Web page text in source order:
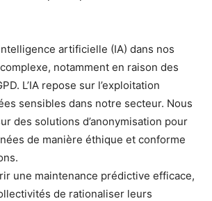
artificielle (IA) dans nos
notamment en raison des
L’IA repose sur l’exploitation
sensibles dans notre secteur. Nous
des solutions d’anonymisation pour
de manière éthique et conforme
une maintenance prédictive efficace,
de rationaliser leurs